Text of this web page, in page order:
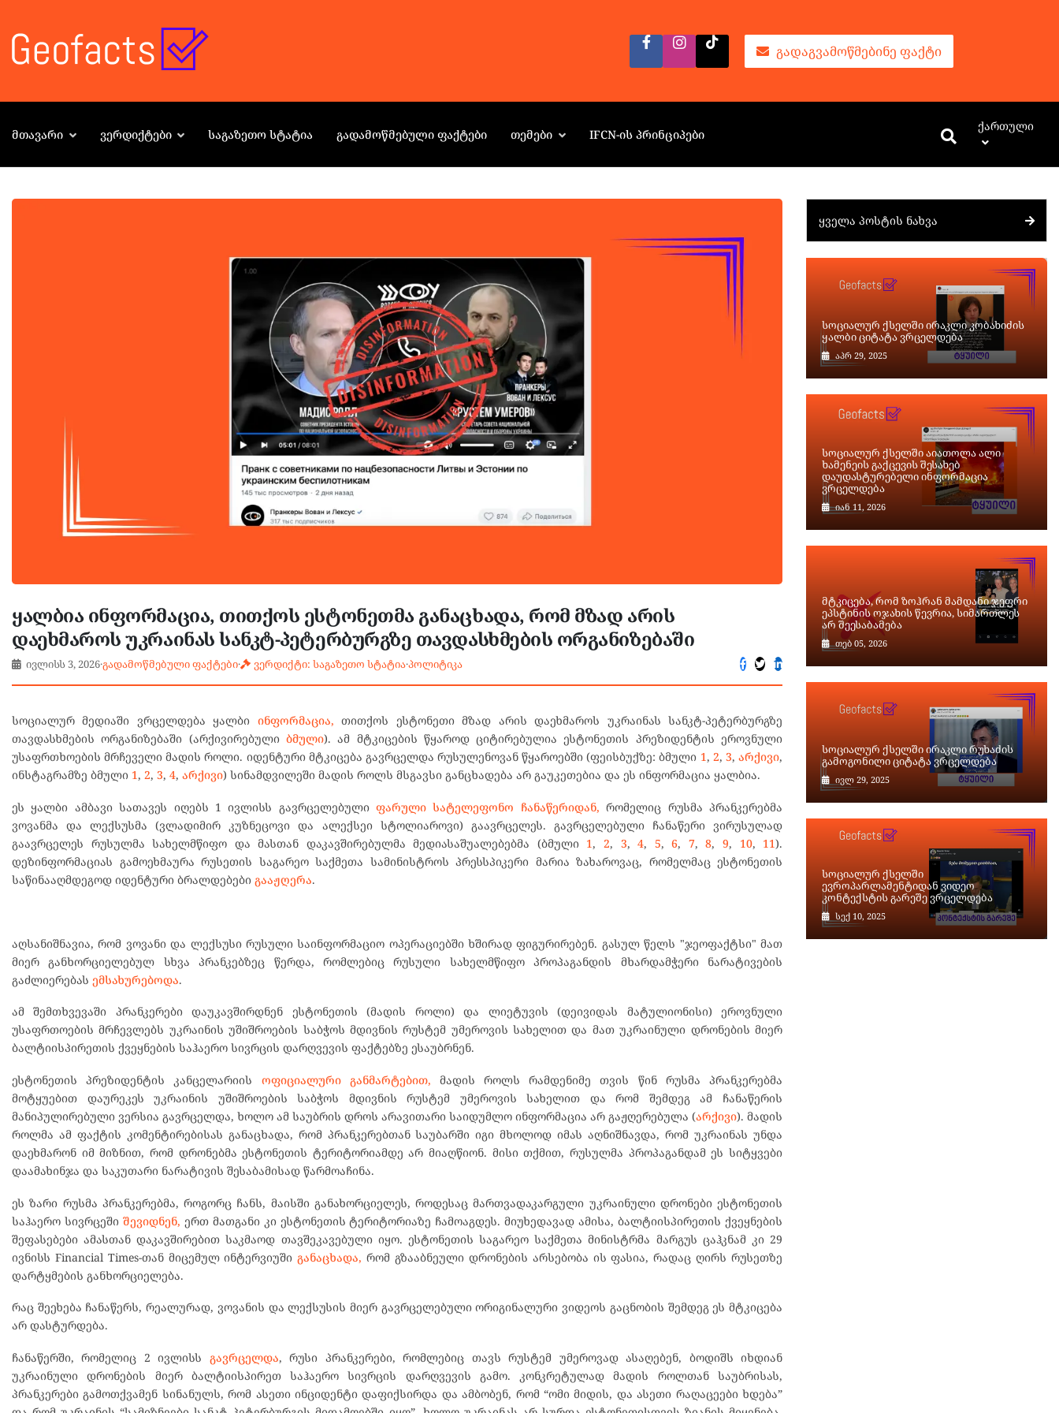
ᲒᲐᲓᲐᲒᲕᲐᲛᲝᲬᲛᲔᲑᲘᲜᲔ ᲤᲐᲥᲢᲘ
ᲛᲗᲐᲕᲐᲠᲘ ᲕᲔᲠᲓᲘᲥᲢᲔᲑᲘ ᲡᲐᲒᲐᲖᲔᲗᲝ ᲡᲢᲐᲢᲘᲐ ᲒᲐᲓᲐᲛᲝᲬᲛᲔᲑᲣᲚᲘ ᲤᲐᲥᲢᲔᲑᲘ ᲗᲔᲛᲔᲑᲘ IFCN-ᲘᲡ ᲞᲠᲘᲜᲪᲘᲞᲔᲑᲘ
Ქართული
ყალბია ინფორმაცია, თითქოს ესტონეთმა განაცხადა, რომ მზად არის
დაეხმაროს უკრაინას სანკტ-პეტერბურგზე თავდასხმების ორგანიზებაში
ივლისს 3, 2026·გადამოწმებული ფაქტები· ვერდიქტი: საგაზეთო სტატია·პოლიტიკა
სოციალურ მედიაში ვრცელდება ყალბი ინფორმაცია, თითქოს ესტონეთი მზად არის დაეხმაროს უკრაინას სანკტ-პეტერბურგზე
თავდასხმების ორგანიზებაში (არქივირებული ბმული). ამ მტკიცების წყაროდ ციტირებულია ესტონეთის პრეზიდენტის ეროვნული
უსაფრთხოების მრჩეველი მადის როლი. იდენტური მტკიცება გავრცელდა რუსულენოვან წყაროებში (ფეისბუქზე: ბმული 1, 2, 3,არქივი,
ინსტაგრამზე ბმული 1, 2, 3, 4, არქივი) სინამდვილეში მადის როლს მსგავსი განცხადება არ გაუკეთებია და ეს ინფორმაცია ყალბია.
ეს ყალბი ამბავი სათავეს იღებს 1 ივლისს გავრცელებულიფარული სატელეფონო ჩანაწერიდან, რომელიც რუსმა პრანკერებმა
ვოვანმა და ლექსუსმა (ვლადიმირ კუზნეცოვი და ალექსეი სტოლიაროვი) გაავრცელეს. გავრცელებული ჩანაწერი ვირუსულად
გაავრცელეს რუსულმა სახელმწიფო და მასთან დაკავშირებულმა მედიასაშუალებებმა (ბმული 1 , 2, 3,4, 5,6, 7,8, 9, 10, 11).
დეზინფორმაციას გამოეხმაურა რუსეთის საგარეო საქმეთა სამინისტროს პრესსპიკერი მარია ზახაროვაც, რომელმაც ესტონეთის
საწინააღმდეგოდ იდენტური ბრალდებები გააჟღერა.
აღსანიშნავია, რომ ვოვანი და ლექსუსი რუსული საინფორმაციო ოპერაციებში ხშირად ფიგურირებენ. გასულ წელს "ჯეოფაქტსი" მათ
მიერ განხორციელებულ სხვა პრანკებზეც წერდა, რომლებიც რუსული სახელმწიფო პროპაგანდის მხარდამჭერი ნარატივების
გაძლიერებას ემსახურებოდა.
ამ შემთხვევაში პრანკერები დაუკავშირდნენ ესტონეთის (მადის როლი) და ლიეტუვის (დეივიდას მატულიონისი) ეროვნული
უსაფრთოების მრჩევლებს უკრაინის უშიშროების საბჭოს მდივნის რუსტემ უმეროვის სახელით და მათ უკრაინული დრონების მიერ
ბალტიისპირეთის ქვეყნების საჰაერო სივრცის დარღვევის ფაქტებზე ესაუბრნენ.
ესტონეთის პრეზიდენტის კანცელარიის ოფიციალური განმარტებით, მადის როლს რამდენიმე თვის წინ რუსმა პრანკერებმა
მოტყუებით დაურეკეს უკრაინის უშიშროების საბჭოს მდივნის რუსტემ უმეროვის სახელით და რომ შემდეგ ამ ჩანაწერის
მანიპულირებული ვერსია გავრცელდა, ხოლო ამ საუბრის დროს არავითარი საიდუმლო ინფორმაცია არ გაჟღერებულა (არქივი). მადის
როლმა ამ ფაქტის კომენტირებისას განაცხადა, რომ პრანკერებთან საუბარში იგი მხოლოდ იმას აღნიშნავდა, რომ უკრაინას უნდა
დაეხმარონ იმ მიზნით, რომ დრონებმა ესტონეთის ტერიტორიამდე არ მიაღწიონ. მისი თქმით, რუსულმა პროპაგანდამ ეს სიტყვები
დაამახინჯა და საკუთარი ნარატივის შესაბამისად წარმოაჩინა.
ეს ზარი რუსმა პრანკერებმა, როგორც ჩანს, მაისში განახორციელეს, როდესაც მართვადაკარგული უკრაინული დრონები ესტონეთის
საჰაერო სივრცეში შევიდნენ, ერთ მათგანი კი ესტონეთის ტერიტორიაზე ჩამოაგდეს. მიუხედავად ამისა, ბალტიისპირეთის ქვეყნების
შეფასებები ამასთან დაკავშირებით საკმაოდ თავშეკავებული იყო. ესტონეთის საგარეო საქმეთა მინისტრმა მარგუს ცაჰკნამ კი 29
ივნისს Financial Times-თან მიცემულ ინტერვიუშიგანაცხადა, რომ გზააბნეული დრონების არსებობა ის ფასია, რადაც ღირს რუსეთზე
დარტყმების განხორციელება.
რაც შეეხება ჩანაწერს, რეალურად, ვოვანის და ლექსუსის მიერ გავრცელებული ორიგინალური ვიდეოს გაცნობის შემდეგ ეს მტკიცება
არ დასტურდება.
ჩანაწერში, რომელიც 2 ივლისს გავრცელდა, რუსი პრანკერები, რომლებიც თავს რუსტემ უმეროვად ასაღებენ, ბოდიშს იხდიან
უკრაინული დრონების მიერ ბალტიისპირეთ საჰაერო სივრცის დარღვევის გამო. კონკრეტულად მადის როლთან საუბრისას,
პრანკერები გამოთქვამენ სინანულს, რომ ასეთი ინციდენტი დაფიქსირდა და ამბობენ, რომ “ომი მიდის, და ასეთი რაღაცეები ხდება”
ᲧᲕᲔᲚᲐ ᲞᲝᲡᲢᲘᲡ ᲜᲐᲮᲕᲐ
სოციალურ ქსელში ირაკლი კობახიძის
ყალბი ციტატა ვრცელდება
აპრ 29, 2025
სოციალურ ქსელში აიათოლა ალი
ხამენეის გაქცევის შესახებ
დაუდასტურებელი ინფორმაცია
ვრცელდება
იან 11, 2026
მტკიცება, რომ ზოჰრან მამდანი ჯეფრი
ეპსტინის ოჯახის წევრია, სიმართლეს
არ შეესაბამება
თებ 05, 2026
სოციალურ ქსელში ირაკლი რუხაძის
გამოგონილი ციტატა ვრცელდება
ივლ 29, 2025
სოციალურ ქსელში
ევროპარლამენტიდან ვიდეო
კონტექსტის გარეშე ვრცელდება
სექ 10, 2025